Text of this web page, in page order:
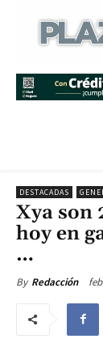
DESTACADAS
Xya son
hoy en
…
By Redacción